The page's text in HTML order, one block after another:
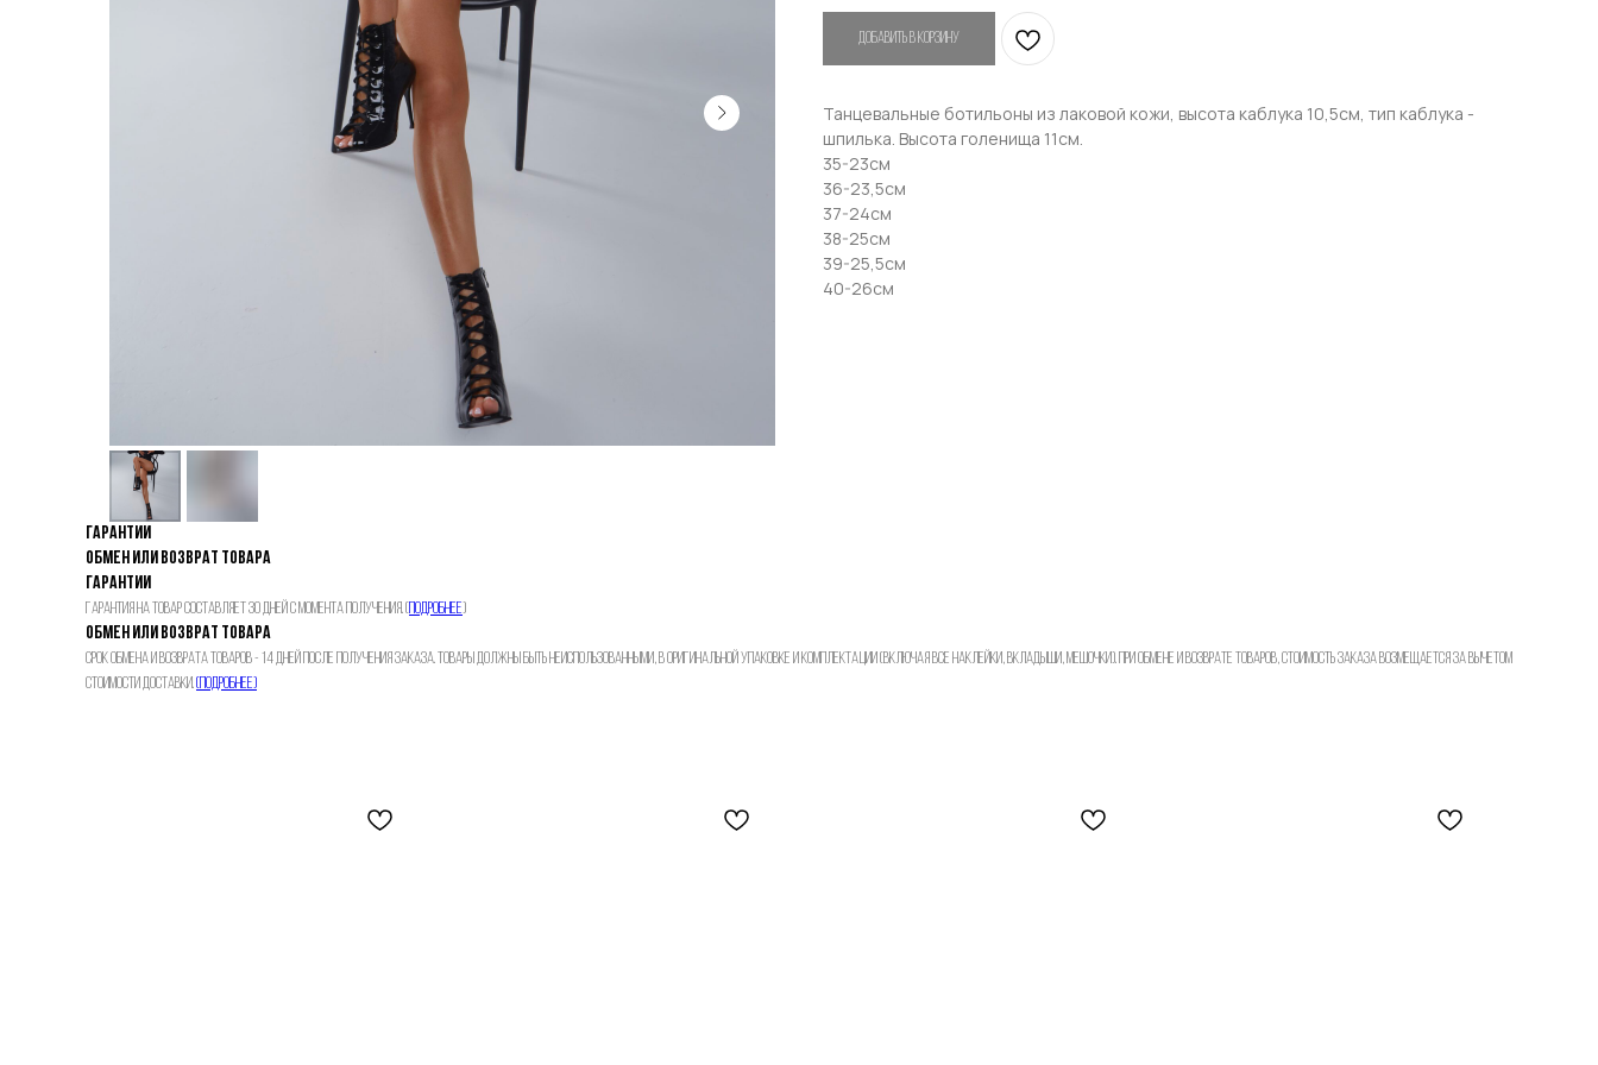
Привет! Дарим тебе -10% на первую покупку!
Подпишись на нашу рассылку
...и узнавай об акциях первой!
Отправить
Добавить в корзину
Танцевальные ботильоны из лаковой кожи, высота каблука 10,5см, тип каблука -
шпилька. Высота голенища 11см.
35-23см
36-23,5см
37-24см
38-25см
39-25,5см
40-26см
Гарантии
Обмен или возврат товара
Гарантии
Гарантия на товар составляет 30 дней с момента получения. (Подробнее)
Обмен или возврат товара
Срок обмена и возврата товаров - 14 дней после получения заказа. Товары должны быть неиспользованными, в оригинальной упаковке и комплектации (включая все наклейки, вкладыши, мешочки). При обмене и возврате товаров, стоимость заказа возмещается за вычетом
стоимости доставки.(Подробнее)